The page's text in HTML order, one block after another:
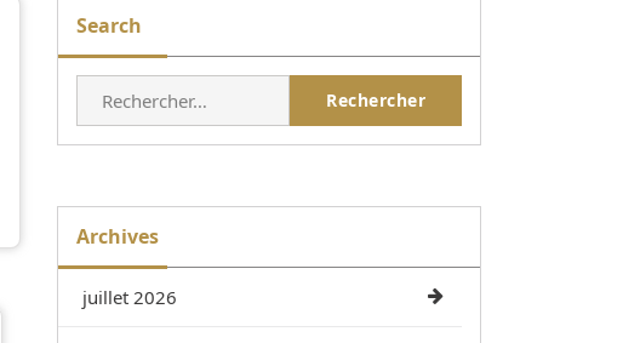
Search
Archives
juillet 2026